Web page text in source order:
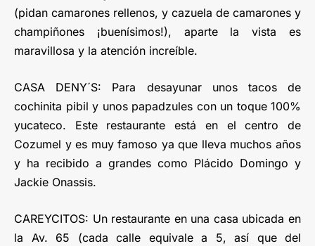
(pidan camarones rellenos, y cazuela de camarones y
champiñones ¡buenísimos!), aparte la vista es
maravillosa y la atención increíble.
CASA DENY´S: Para desayunar unos tacos de
cochinita pibil y unos papadzules con un toque 100%
yucateco. Este restaurante está en el centro de
Cozumel y es muy famoso ya que lleva muchos años
y ha recibido a grandes como Plácido Domingo y
Jackie Onassis.
CAREYCITOS: Un restaurante en una casa ubicada en
la Av. 65 (cada calle equivale a 5, así que del